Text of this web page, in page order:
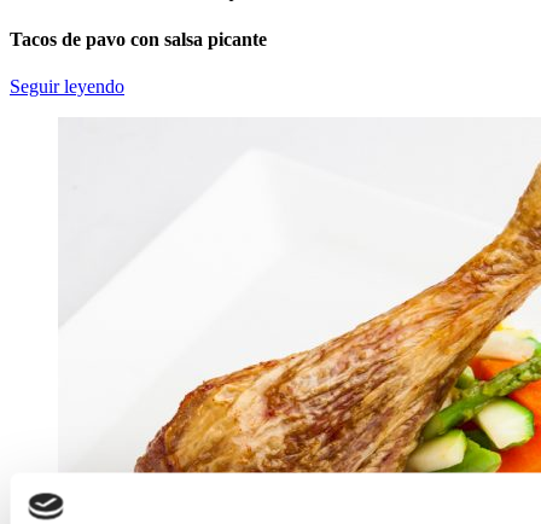
Tacos de pavo con salsa picante
Seguir leyendo